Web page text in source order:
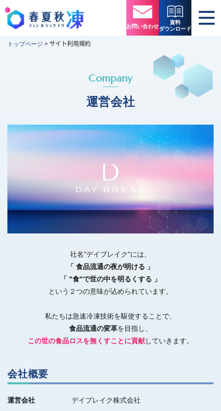
お問い合わせ
資料
ダウンロード
トップページ > サイト利用規約
Company
運営会社
社名"デイブレイク"には、
「 食品流通の夜が明ける 」
「 "食"で世の中を明るくする 」
という２つの意味が込められています。
私たちは急速冷凍技術を駆使することで、
食品流通の変革を目指し、
この世の食品ロスを無くすことに貢献していきます。
会社概要
運営会社 デイブレイク株式会社